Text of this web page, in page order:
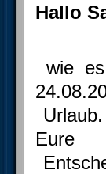
Hallo
wie
Eure